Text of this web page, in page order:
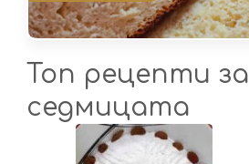
Топ рецепти за
седмицата